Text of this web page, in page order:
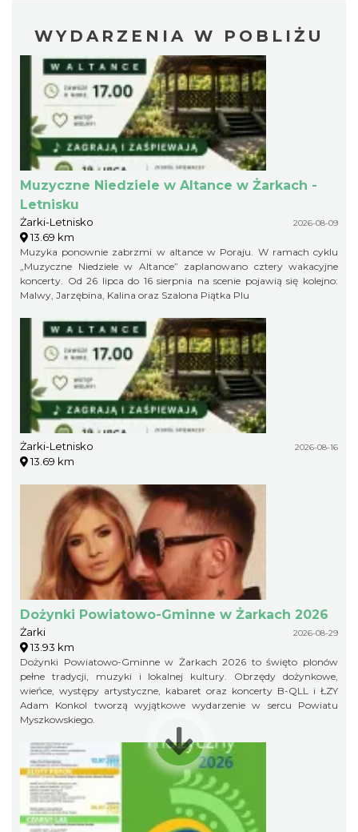
WYDARZENIA W POBLIŻU
Muzyczne Niedziele w Altance w Żarkach -
Letnisku
Żarki-Letnisko 2026-08-09
13.69 km
Muzyka ponownie zabrzmi w altance w Poraju. W ramach cyklu
„Muzyczne Niedziele w Altance” zaplanowano cztery wakacyjne
koncerty. Od 26 lipca do 16 sierpnia na scenie pojawią się kolejno:
Malwy, Jarzębina, Kalina oraz Szalona Piątka Plu
Żarki-Letnisko 2026-08-16
13.69 km
Dożynki Powiatowo-Gminne w Żarkach 2026
Żarki 2026-08-29
13.93 km
Dożynki Powiatowo-Gminne w Żarkach 2026 to święto plonów
pełne tradycji, muzyki i lokalnej kultury. Obrzędy dożynkowe,
wieńce, występy artystyczne, kabaret oraz koncerty B-QLL i ŁZY
Adam Konkol tworzą wyjątkowe wydarzenie w sercu Powiatu
Myszkowskiego.